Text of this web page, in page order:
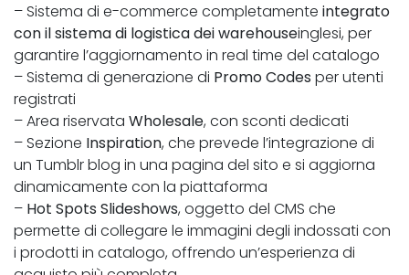
– Sistema di e-commerce completamente integrato
con il sistema di logistica dei warehouseinglesi, per
garantire l’aggiornamento in real time del catalogo
– Sistema di generazione di Promo Codes per utenti
registrati
– Area riservata Wholesale, con sconti dedicati
– Sezione Inspiration, che prevede l’integrazione di
un Tumblr blog in una pagina del sito e si aggiorna
dinamicamente con la piattaforma
– Hot Spots Slideshows, oggetto del CMS che
permette di collegare le immagini degli indossati con
i prodotti in catalogo, offrendo un’esperienza di